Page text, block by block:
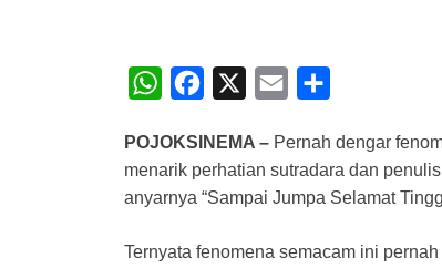
W
a
t
A
c
e
o
a
i
a
r
POJOKSINEMA – Pernah dengar
menarik perhatian sutradara dan
anyarnya “Sampai Jumpa Selamat
Ternyata fenomena semacam ini